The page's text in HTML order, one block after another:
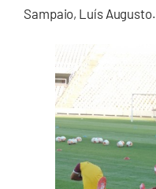
Sampaio, Luís Augusto.